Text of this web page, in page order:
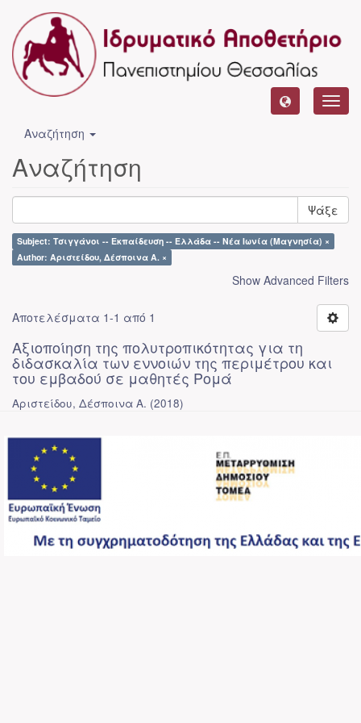
Αναζήτηση
Αναζήτηση
Ψάξε
Subject: Τσιγγάνοι -- Εκπαίδευση -- Ελλάδα -- Νέα Ιωνία (Μαγνησία) ×
Author: Αριστείδου, Δέσποινα Α. ×
Show Advanced Filters
Αποτελέσματα 1-1 από 1
Αξιοποίηση της πολυτροπικότητας για τη
διδασκαλία των εννοιών της περιμέτρου και
του εμβαδού σε μαθητές Ρομά
Αριστείδου, Δέσποινα Α. (2018)